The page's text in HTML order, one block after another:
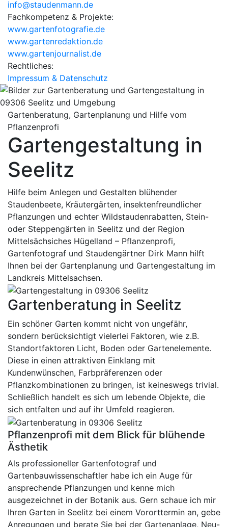
info@staudenmann.de
Fachkompetenz & Projekte:
www.gartenfotografie.de
www.gartenredaktion.de
www.gartenjournalist.de
Rechtliches:
Impressum & Datenschutz
Gartenberatung, Gartenplanung und Hilfe vom
Pflanzenprofi
Gartengestaltung in
Seelitz
Hilfe beim Anlegen und Gestalten blühender
Staudenbeete, Kräutergärten, insektenfreundlicher
Pflanzungen und echter Wildstaudenrabatten, Stein-
oder Steppengärten in Seelitz und der Region
Mittelsächsiches Hügelland – Pflanzenprofi,
Gartenfotograf und Staudengärtner Dirk Mann hilft
Ihnen bei der Gartenplanung und Gartengestaltung im
Landkreis Mittelsachsen.
Gartenberatung in Seelitz
Ein schöner Garten kommt nicht von ungefähr,
sondern berücksichtigt vielerlei Faktoren, wie z.B.
Standortfaktoren Licht, Boden oder Gartenelemente.
Diese in einen attraktiven Einklang mit
Kundenwünschen, Farbpräferenzen oder
Pflanzkombinationen zu bringen, ist keineswegs trivial.
Schließlich handelt es sich um lebende Objekte, die
sich entfalten und auf ihr Umfeld reagieren.
Pflanzenprofi mit dem Blick für blühende
Ästhetik
Als professioneller Gartenfotograf und
Gartenbauwissenschaftler habe ich ein Auge für
ansprechende Pflanzungen und kenne mich
ausgezeichnet in der Botanik aus. Gern schaue ich mir
Ihren Garten in Seelitz bei einem Vororttermin an, gebe
Anregungen und berate Sie bei der Gartenanlage, Neu-